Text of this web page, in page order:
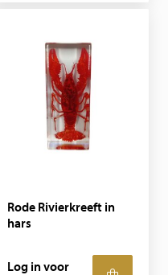
Rode Rivierkreeft in
hars
Log in voor